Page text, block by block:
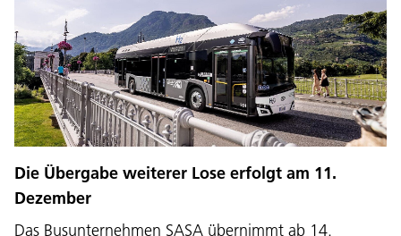
Die Übergabe weiterer Lose erfolgt am 11.
Dezember
Das Busunternehmen SASA übernimmt ab 14.